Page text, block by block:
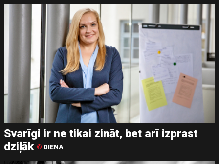
Svarīgi ir ne tikai zināt, bet arī izprast
dziļāk © DIENA